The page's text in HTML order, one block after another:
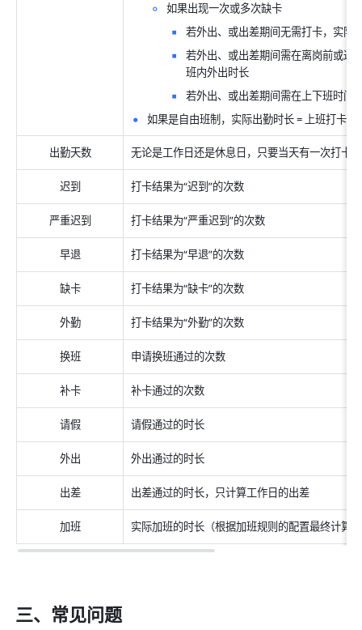
如果出现一次或多次缺卡
若外出、或出差期间无需打卡，实际
若外出、或出差期间需在离岗前或返
班内外出时长
若外出、或出差期间需在上下班时间
如果是自由班制，实际出勤时长 = 上班打卡
出勤天数 无论是工作日还是休息日，只要当天有一次打卡
迟到 打卡结果为“迟到”的次数
严重迟到 打卡结果为“严重迟到”的次数
早退 打卡结果为“早退”的次数
缺卡 打卡结果为“缺卡”的次数
外勤 打卡结果为“外勤”的次数
换班 申请换班通过的次数
补卡 补卡通过的次数
请假 请假通过的时长
外出 外出通过的时长
出差 出差通过的时长，只计算工作日的出差
加班 实际加班的时长（根据加班规则的配置最终计算）
三、常见问题